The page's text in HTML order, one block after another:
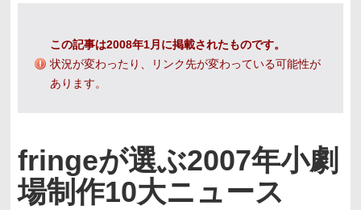
この記事は2008年1月に掲載されたものです。
状況が変わったり、リンク先が変わっている可能性が
あります。
fringeが選ぶ2007年小劇
場制作10大ニュース